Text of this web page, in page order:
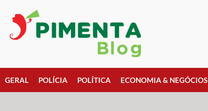
GERAL POLÍCIA POLÍTICA ECONOMIA & NEGÓCIOS